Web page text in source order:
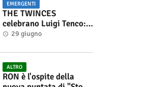
EMERGENTI
THE TWINCES
celebrano Luigi Tenco:
fuori singolo e video di
29 giugno
ALTRO
RON è l'ospite della